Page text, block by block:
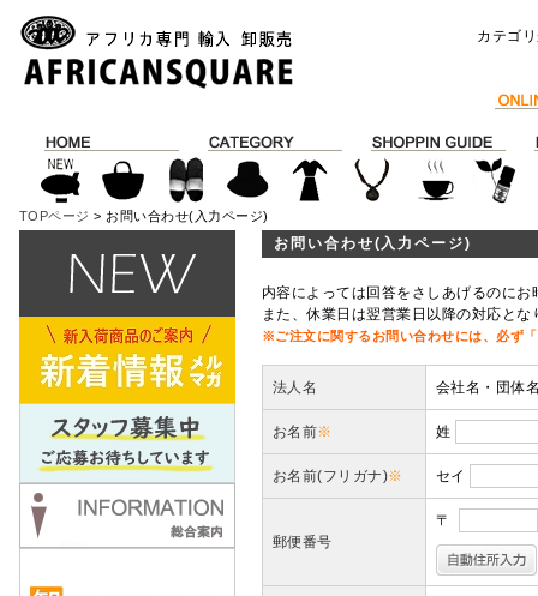
カテゴ
TOPページ > お問い合わせ(入力ページ)
お問い合わせ(入力ページ)
内容によっては回答をさしあげるのに
また、休業日は翌営業日以降の対応と
※ご注文に関するお問い合わせには、必ず
法人名 会社名・団体
お名前※ 姓
お名前(フリガナ)※ セイ
郵便番号
〒